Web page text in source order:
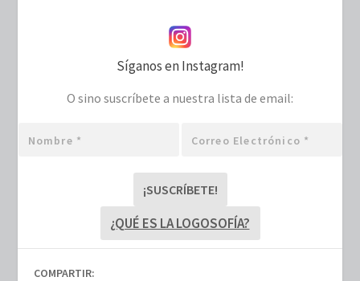
Síganos en Instagram!
O sino suscríbete a nuestra lista de email:
electrónico
¿QUÉ ES LA LOGOSOFÍA?
COMPARTIR: